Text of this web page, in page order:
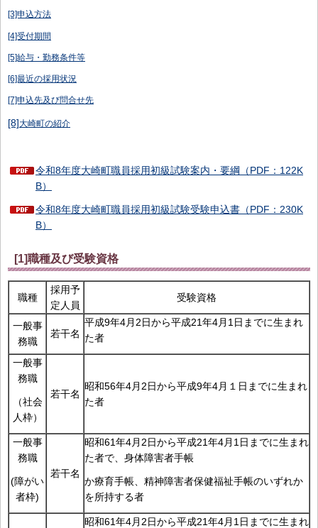
[3]申込方法
[4]受付期間
[5]給与・勤務条件等
[6]最近の採用状況
[7]申込先及び問合せ先
[8]大崎町の紹介
令和8年度大崎町職員採用初級試験案内・要綱（PDF：122K
B）
令和8年度大崎町職員採用初級試験受験申込書（PDF：230K
B）
[1]職種及び受験資格
職種
採用予
定人員
受験資格
一般事
務職
若干名
平成9年4月2日から平成21年4月1日までに生まれ
た者
一般事
務職
（社会
人枠）
若干名
昭和56年4月2日から平成9年4月１日までに生まれ
た者
一般事
務職
(障がい
者枠)
若干名
昭和61年4月2日から平成21年4月1日までに生まれ
た者で、身体障害者手帳
か療育手帳、精神障害者保健福祉手帳のいずれか
を所持する者
昭和61年4月2日から平成21年4月1日までに生まれ